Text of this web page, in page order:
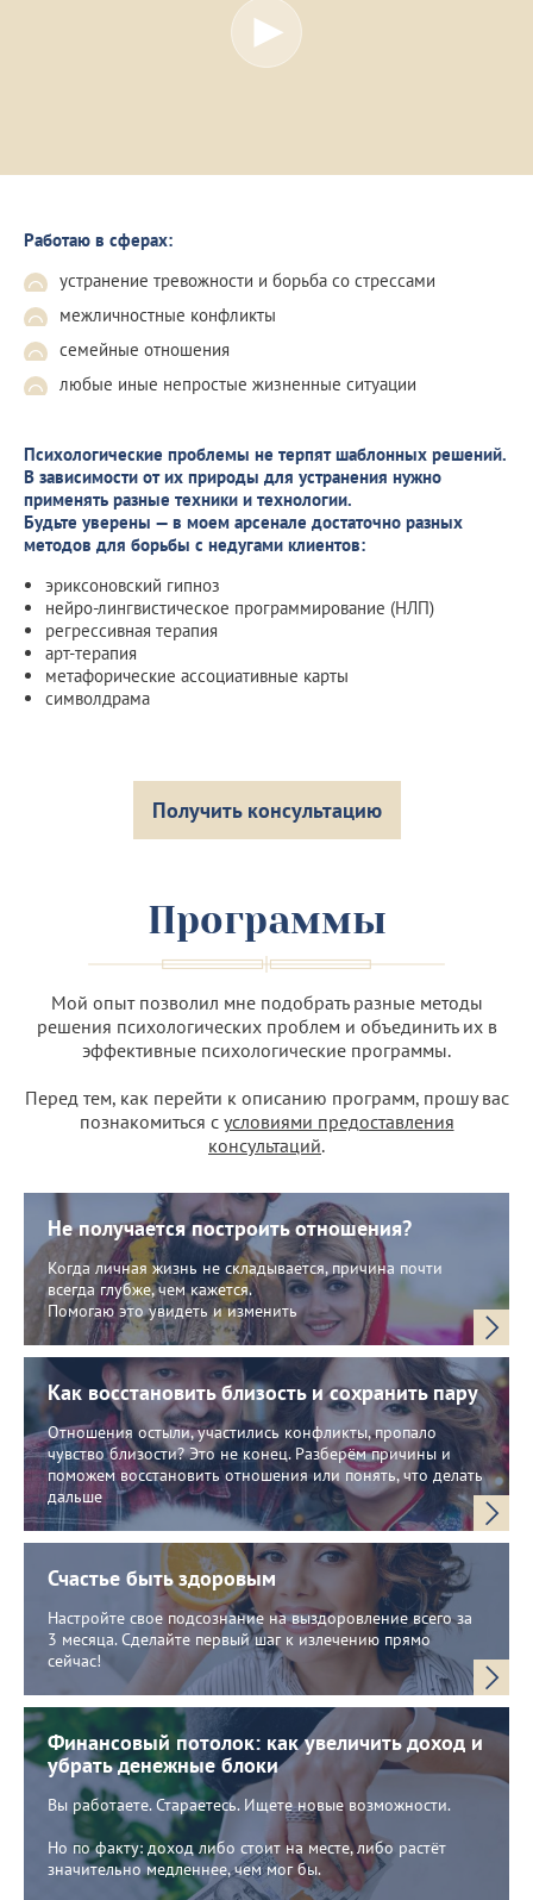
Работаю в сферах:
устранение тревожности и борьба со стрессами
межличностные конфликты
семейные отношения
любые иные непростые жизненные ситуации
Психологические проблемы не терпят шаблонных решений.
В зависимости от их природы для устранения нужно
применять разные техники и технологии.
Будьте уверены — в моем арсенале достаточно разных
методов для борьбы с недугами клиентов:
эриксоновский гипноз
нейро-лингвистическое программирование (НЛП)
регрессивная терапия
арт-терапия
метафорические ассоциативные карты
символдрама
Получить консультацию
Программы
Мой опыт позволил мне подобрать разные методы
решения психологических проблем и объединить их в
эффективные психологические программы.
Перед тем, как перейти к описанию программ, прошу вас
познакомиться с условиями предоставления
консультаций.
Не получается построить отношения?
Когда личная жизнь не складывается, причина почти
всегда глубже, чем кажется.
Помогаю это увидеть и изменить
Как восстановить близость и сохранить пару
Отношения остыли, участились конфликты, пропало
чувство близости? Это не конец. Разберём причины и
поможем восстановить отношения или понять, что делать
дальше
Счастье быть здоровым
Настройте свое подсознание на выздоровление всего за
3 месяца. Сделайте первый шаг к излечению прямо
сейчас!
Финансовый потолок: как увеличить доход и
убрать денежные блоки
Вы работаете. Стараетесь. Ищете новые возможности.
Но по факту: доход либо стоит на месте, либо растёт
значительно медленнее, чем мог бы.